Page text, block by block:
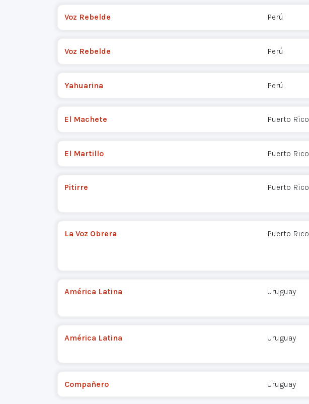
Voz Rebelde Perú
Voz Rebelde Perú
Yahuarina Perú
El Machete Puerto Rico
El Martillo Puerto Rico
Pitirre Puerto Rico
La Voz Obrera Puerto Rico
América Latina Uruguay
América Latina Uruguay
Compañero Uruguay